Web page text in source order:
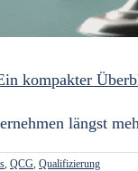
kompakter
längst
QCG Qualifizierung